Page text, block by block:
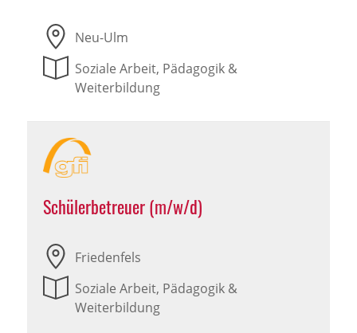
Neu-Ulm
Soziale Arbeit, Pädagogik &
Weiterbildung
Schülerbetreuer (m/w/d)
Friedenfels
Soziale Arbeit, Pädagogik &
Weiterbildung